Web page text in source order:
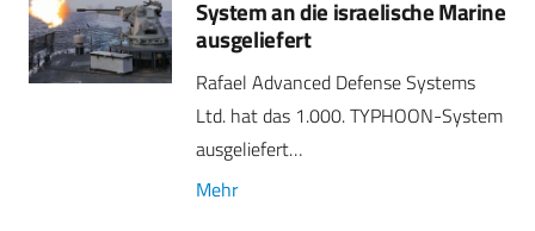
System an die israelische Marine
ausgeliefert
Rafael Advanced Defense Systems
Ltd. hat das 1.000. TYPHOON-System
ausgeliefert…
Mehr